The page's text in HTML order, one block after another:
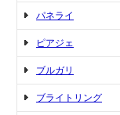
パネライ
ピアジェ
ブルガリ
ブライトリング